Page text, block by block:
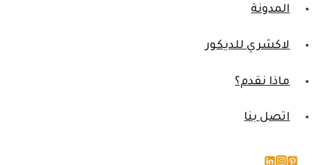
المدونة
لاكشري للديكور
ماذا نقدم؟
اتصل بنا